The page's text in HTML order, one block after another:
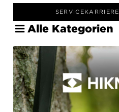
SERVICEKARRIERE
Alle Kategorien